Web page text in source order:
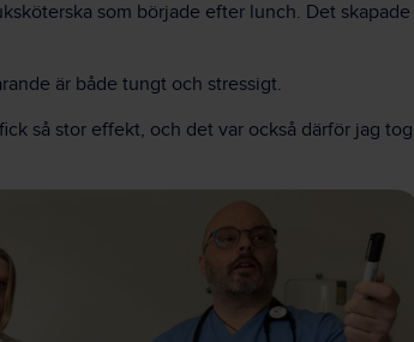
som började efter lunch. Det skapade
är både tungt och stressigt.
så stor effekt, och det var också därför jag tog